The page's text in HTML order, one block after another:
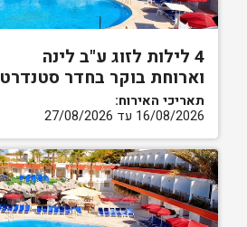
4 לילות לזוג ע"ב לינה
וארוחת בוקר בחדר סטנדרט
תאריכי האירוח:
16/08/2026 עד 27/08/2026